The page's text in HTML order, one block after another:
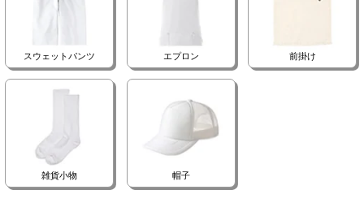
スウェットパンツ エプロン 前掛け
雑貨小物 帽子